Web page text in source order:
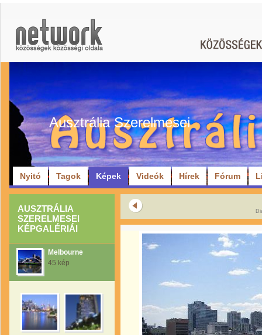
Ausztrália Szerelmesei
Nyitó Tagok Képek Videók Hírek Fórum
AUSZTRÁLIA
SZERELMESEI
KÉPGALÉRIÁI
Melbourne
45 kép